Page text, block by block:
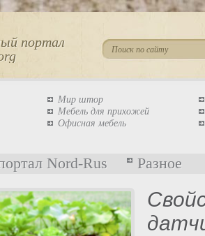
портал
Мир штор
Мебель для прихожей
Офисная мебель
Nord-Rus Разное